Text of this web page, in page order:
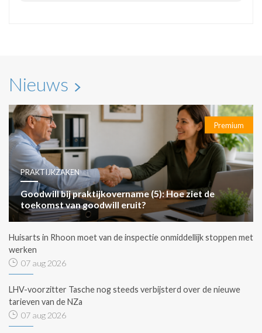
Nieuws
Premium
PRAKTIJKZAKEN
Goodwill bij praktijkovername (5): Hoe ziet de
toekomst van goodwill eruit?
Huisarts in Rhoon moet van de inspectie onmiddellijk stoppen met
werken
07 aug 2026
LHV-voorzitter Tasche nog steeds verbijsterd over de nieuwe
tarieven van de NZa
07 aug 2026